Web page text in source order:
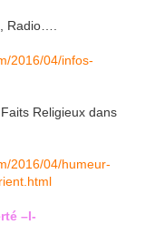
Radio….
2016/04/infos-
Religieux dans
2016/04/humeur-
–I-